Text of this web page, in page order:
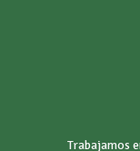
Trabajamos